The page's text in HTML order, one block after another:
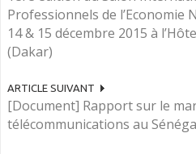
Professionnels de l’Economie
14 & 15 décembre 2015 à
(Dakar)
ARTICLE SUIVANT
[Document] Rapport sur le
télécommunications au